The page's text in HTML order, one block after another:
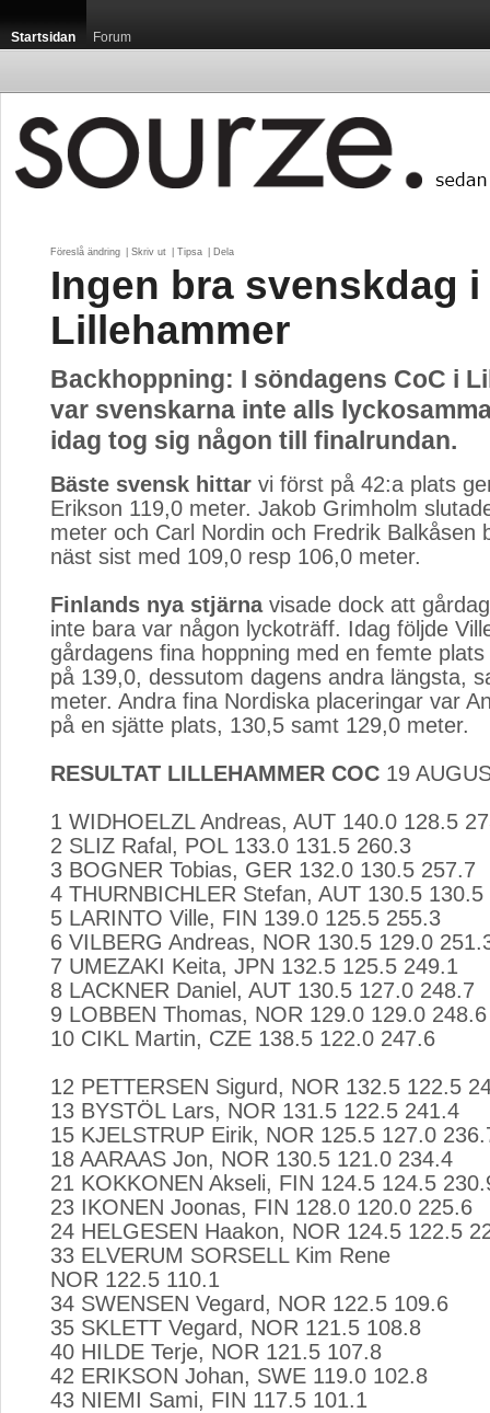
Startsidan Forum
Föreslå ändring Skriv ut Tipsa Dela
Ingen bra svenskdag i
Lillehammer
Backhoppning: I söndagens CoC i
var svenskarna inte alls
idag tog sig någon till finalrundan.
Bäste svensk hittar vi först på 42:a plats
Erikson 119,0 meter. Jakob Grimholm
meter och Carl Nordin och Fredrik Balkåsen
näst sist med 109,0 resp 106,0 meter.
Finlands nya stjärnavisade dock att
inte bara var någon lyckoträff. Idag följde
gårdagens fina hoppning med en femte
på 139,0, dessutom dagens andra längsta,
meter. Andra fina Nordiska placeringar var
på en sjätte plats, 130,5 samt 129,0 meter.
RESULTAT LILLEHAMMER COC 19
1 WIDHOELZL Andreas, AUT 140.0 128.5
2 SLIZ Rafal, POL 133.0 131.5 260.3
3 BOGNER Tobias, GER 132.0 130.5 257.7
4 THURNBICHLER Stefan, AUT 130.5 130.5
5 LARINTO Ville, FIN 139.0 125.5 255.3
6 VILBERG Andreas, NOR 130.5 129.0
7 UMEZAKI Keita, JPN 132.5 125.5 249.1
8 LACKNER Daniel, AUT 130.5 127.0 248.7
9 LOBBEN Thomas, NOR 129.0 129.0 248.6
10 CIKL Martin, CZE 138.5 122.0 247.6
12 PETTERSEN Sigurd, NOR 132.5 122.5
13 BYSTÖL Lars, NOR 131.5 122.5 241.4
15 KJELSTRUP Eirik, NOR 125.5 127.0
18 AARAAS Jon, NOR 130.5 121.0 234.4
21 KOKKONEN Akseli, FIN 124.5 124.5
23 IKONEN Joonas, FIN 128.0 120.0 225.6
24 HELGESEN Haakon, NOR 124.5 122.5
33 ELVERUM SORSELL Kim Rene
NOR 122.5 110.1
34 SWENSEN Vegard, NOR 122.5 109.6
35 SKLETT Vegard, NOR 121.5 108.8
40 HILDE Terje, NOR 121.5 107.8
42 ERIKSON Johan, SWE 119.0 102.8
43 NIEMI Sami, FIN 117.5 101.1